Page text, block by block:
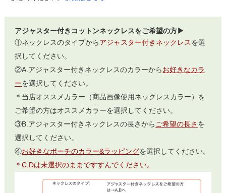
アジャスター付きコットンネックレスをご希望の方▶
①ネックレスのタイプから アジャスター付きネックレス を選
択してください。
②A.アジャスター付きネックレスのカラーから お好きなカラ
ーを選択してください。
＊当店オススメカラー（商品画像使用ネックレスカラー）を
ご希望の方はオススメカラーを選択してください。
③B.アジャスター付きネックレスの長さから ご希望の長さ を
選択してください。
④お好きなポーチのカラー&ラッピングを選択してください。
＊C,Dは未選択のままですすんでください。